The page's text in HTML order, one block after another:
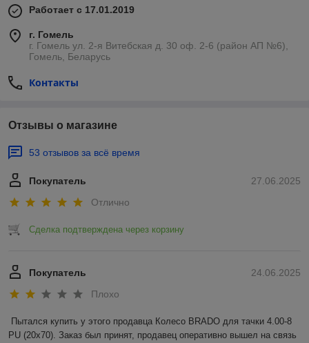
Работает с 17.01.2019
г. Гомель
г. Гомель ул. 2-я Витебская д. 30 оф. 2-6 (район АП №6),
Гомель, Беларусь
Контакты
Отзывы о магазине
53 отзывов за всё время
27.06.2025
Покупатель
Отлично
Сделка подтверждена через корзину
24.06.2025
Покупатель
Плохо
Пытался купить у этого продавца Колесо BRADO для тачки 4.00-8
PU (20x70). Заказ был принят, продавец оперативно вышел на связь